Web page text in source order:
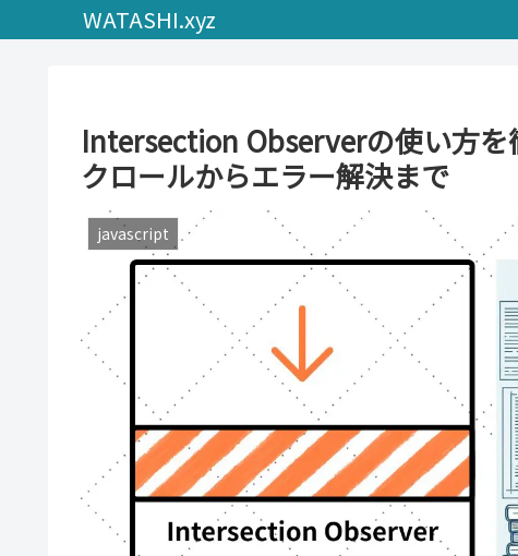
WATASHI.xyz
Intersection Observerの使い方
クロールからエラー解決まで
javascript